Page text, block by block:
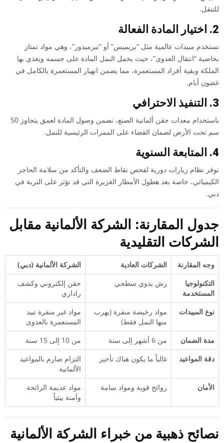
للتنقل.
2. اختيار المادة الفعالة
نستخدم مبيدات عالمية مثل “بريميس” أو “تيرميدور”، وهي مواد تمتاز
بخاصية “انتقال العدوى”، حيث يحمل النمل المادة على جسمه ويغذي بها
الملكة وبقية أفراد المستعمرة، مما يضمن انهيار المستعمرة بالكامل في
غضون أيام.
3. التنفيذ الاحترافي
باستخدام معدات حقن ألمانية الصنع، نضمن وصول المادة لعمق يتجاوز 50
سم تحت الأرض لضمان القضاء على الممرات الرئيسية للنمل.
4. المتابعة السنوية
نوفر نظام زيارات دورية لفحص نقاط الضعف والتأكد من سلامة الحاجز
الكيميائي، خاصة بعد هطول الأمطار الغزيرة التي قد تؤثر على التربة في
دبي.
جدول المقارنة: الشركة الألمانية مقابل
الشركات التقليدية
وجه المقارنة الشركات العادية
الشركة الألمانية (دبي)
التكنولوجيا
المستخدمة
رش يدوي سطحي
حقن إلكتروني وكشف
راداري
نوع المبيدات
مواد رخيصة منفرة (يهرب
منها النمل فقط)
مواد غير منفرة تبيد
المستعمرة بالعدوى
مدة الضمان
من 6 أشهر إلى سنة
من 10 إلى 15 سنة
دقة المواعيد
غالباً ما يكون هناك تأخير
التزام صارم بالمواعيد
الألمانية
الأمان
روائح قوية ومواد سامة
مواد عديمة الرائحة
وآمنة بيئياً
نصائح ذهبية من خبراء الشركة الألمانية